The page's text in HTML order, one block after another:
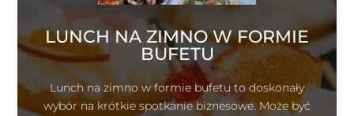
LUNCH NA ZIMNO W FORMIE
BUFETU
Lunch na zimno w formie bufetu to doskonały
wybór na krótkie spotkanie biznesowe. Może być